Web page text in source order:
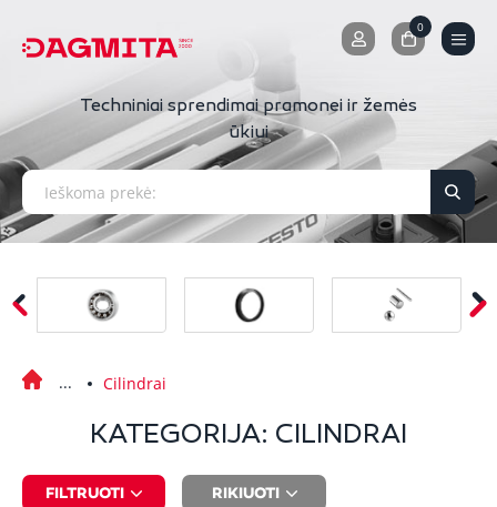
0
0
Techniniai sprendimai pramonei ir žemės
ūkiui
Cilindrai
KATEGORIJA: CILINDRAI
FILTRUOTI RIKIUOTI